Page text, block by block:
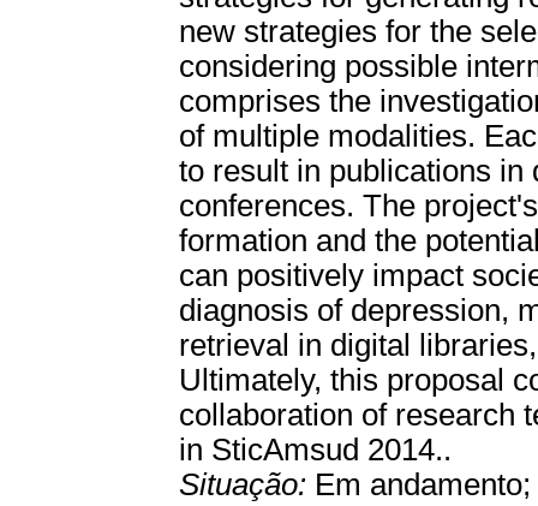
new strategies for the
considering possible
comprises the
of multiple modalities.
to result in publications in
conferences. The
formation and the
can positively impact
diagnosis of depression,
retrieval in digital
Ultimately, this proposal
collaboration of research
in SticAmsud 2014..
Situação: Em andamento;